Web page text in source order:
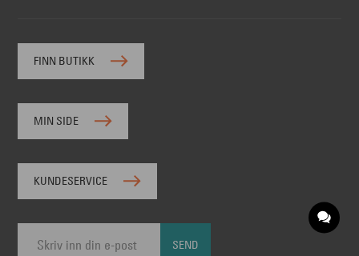
FINN BUTIKK
MIN SIDE
KUNDESERVICE
SEND